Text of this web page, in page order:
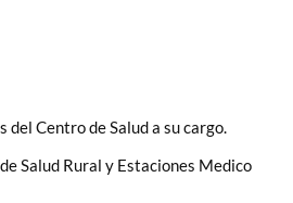
Centro de Salud a su cargo.
Salud Rural y Estaciones Medico